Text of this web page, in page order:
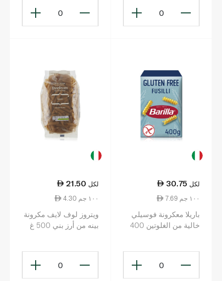
0
0
30.75 لكل
7.69 ١٠٠ جم
باريلا معكرونة فوسيلي
خالية من الغلوتين 400
0
21.50 لكل
4.30 ١٠٠ جم
ويتروز لوف لايف مكرونة
بينه من أرز بني 500 غ
0